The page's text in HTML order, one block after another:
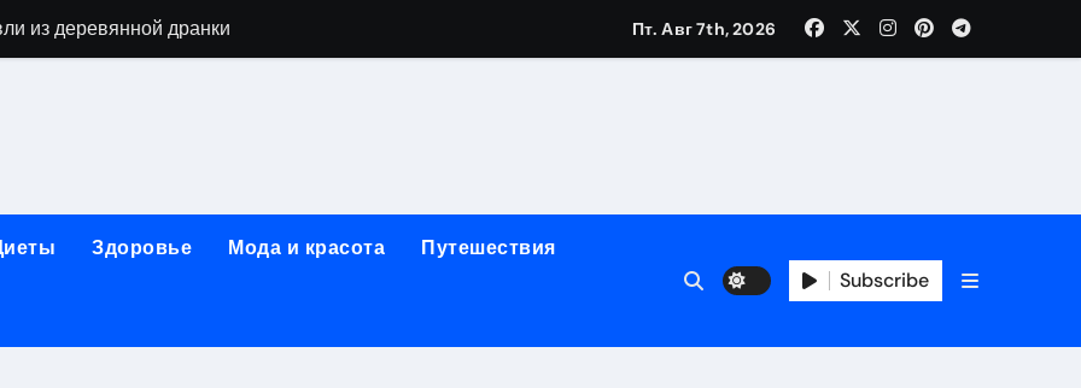
из деревянной дранки
аппаратов для электроэпиляции
направления медицинского центра
Стрешневе
Пт. Авг 7th, 2026
Здоровье Мода и красота Путешествия
Subscribe